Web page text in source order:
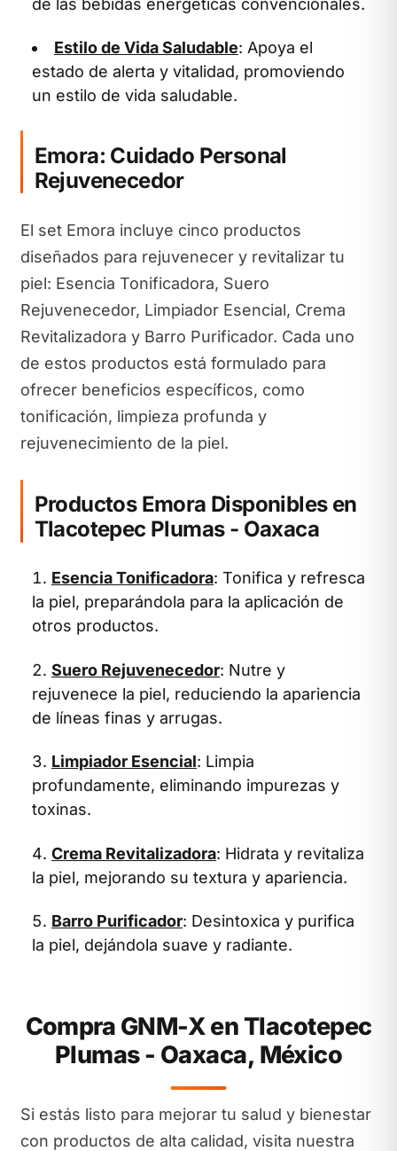
Estilo de Vida Saludable: Apoya el
estado de alerta y vitalidad, promoviendo
un estilo de vida saludable.
Emora: Cuidado Personal
Rejuvenecedor
El set Emora incluye cinco productos
diseñados para rejuvenecer y revitalizar tu
piel: Esencia Tonificadora, Suero
Rejuvenecedor, Limpiador Esencial, Crema
Revitalizadora y Barro Purificador. Cada uno
de estos productos está formulado para
ofrecer beneficios específicos, como
tonificación, limpieza profunda y
rejuvenecimiento de la piel.
Productos Emora Disponibles en
Tlacotepec Plumas - Oaxaca
Esencia Tonificadora: Tonifica y refresca
la piel, preparándola para la aplicación de
otros productos.
Suero Rejuvenecedor: Nutre y
rejuvenece la piel, reduciendo la apariencia
de líneas finas y arrugas.
Limpiador Esencial: Limpia
profundamente, eliminando impurezas y
toxinas.
Crema Revitalizadora: Hidrata y revitaliza
la piel, mejorando su textura y apariencia.
Barro Purificador: Desintoxica y purifica
la piel, dejándola suave y radiante.
Compra GNM-X en Tlacotepec
Plumas - Oaxaca, México
Si estás listo para mejorar tu salud y bienestar
con productos de alta calidad, visita nuestra